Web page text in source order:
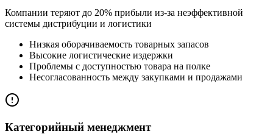
Компании теряют до 20% прибыли из-за неэффективной
системы дистрибуции и логистики
Низкая оборачиваемость товарных запасов
Высокие логистические издержки
Проблемы с доступностью товара на полке
Несогласованность между закупками и продажами
Категорийный менеджмент